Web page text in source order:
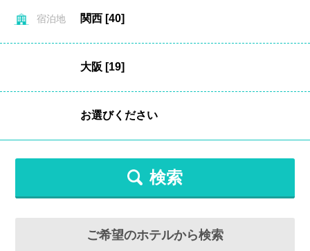
宿泊地
検索
ご希望のホテルから検索